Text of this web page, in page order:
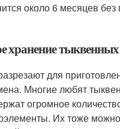
около 6 месяцев
хранение тыквенных
для
Многие любят
огромное
Их тоже